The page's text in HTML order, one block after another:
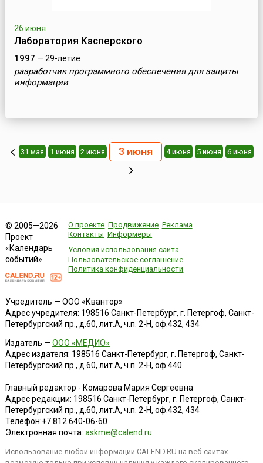
26 июня
Лаборатория Касперского
1997 — 29-летие
разработчик программного обеспечения для защиты
информации
31 мая 1 июня 2 июня 3 июня 4 июня 5 июня 6 июня
© 2005—2026
Проект
«Календарь
событий»
О проекте Продвижение Реклама
Контакты Информеры
Условия использования сайта
Пользовательское соглашение
Политика конфиденциальности
Учредитель — ООО «Квантор»
Адрес учредителя: 198516 Санкт-Петербург, г. Петергоф, Санкт-
Петербургский пр., д.60, лит.А, ч.п. 2-Н, оф.432, 434
Издатель — ООО «МЕДИО»
Адрес издателя: 198516 Санкт-Петербург, г. Петергоф, Санкт-
Петербургский пр., д.60, лит.А, ч.п. 2-Н, оф.440
Главный редактор - Комарова Мария Сергеевна
Адрес редакции: 198516 Санкт-Петербург, г. Петергоф, Санкт-
Петербургский пр., д.60, лит.А, ч.п. 2-Н, оф.432, 434
Телефон:+7 812 640-06-60
Электронная почта: askme@calend.ru
Использование любой информации CALEND.RU на веб-сайтах